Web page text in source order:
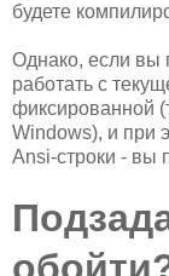
будете
Однако, если вы
работать с
фиксированной
Windows), и при
Ansi-строки - вы